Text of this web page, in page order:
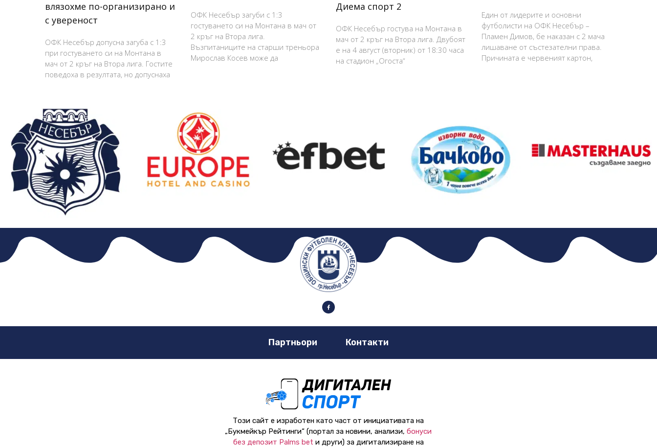
влязохме по-организирано и
с увереност
ОФК Несебър допусна загуба с 1:3
при гостуването си на Монтана в
мач от 2 кръг на Втора лига. Гостите
поведоха в резултата, но допуснаха
ОФК Несебър загуби с 1:3
гостуването си на Монтана в мач от
2 кръг на Втора лига.
Възпитаниците на старши треньора
Мирослав Косев може да
Диема спорт 2
ОФК Несебър гостува на Монтана в
мач от 2 кръг на Втора лига. Двубоят
е на 4 август (вторник) от 18:30 часа
на стадион „Огоста“
Един от лидерите и основни
футболисти на ОФК Несебър –
Пламен Димов, бе наказан с 2 мача
лишаване от състезателни права.
Причината е червеният картон,
Партньори Контакти
Този сайт е изработен като част от инициативата на
„Букмейкър Рейтинги“ (портал за новини, анализи,бонуси
без депозит Palms bet и други) за дигитализиране на